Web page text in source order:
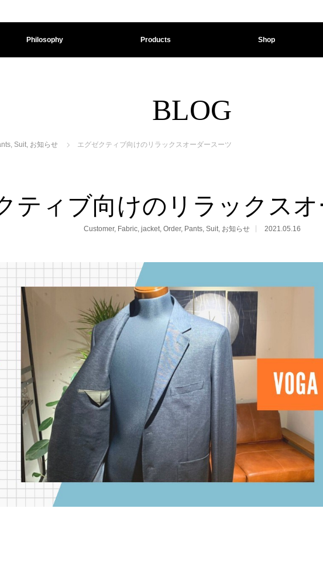
Philosophy Products Shop
BLOG
, Suit, お知らせ エグゼクティブ向けのリラックスオーダースーツ
ティブ向けのリラックス
Customer, Fabric, jacket, Order, Pants, Suit, お知らせ 2021.05.16